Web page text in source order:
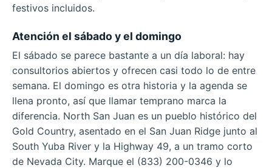
festivos incluidos.
Atención el sábado y el domingo
El sábado se parece bastante a un día laboral: hay
consultorios abiertos y ofrecen casi todo lo de entre
semana. El domingo es otra historia y la agenda se
llena pronto, así que llamar temprano marca la
diferencia. North San Juan es un pueblo histórico del
Gold Country, asentado en el San Juan Ridge junto al
South Yuba River y la Highway 49, a un tramo corto
de Nevada City. Marque el (833) 200-0346 y lo